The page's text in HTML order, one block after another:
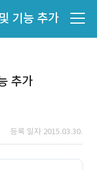
기능 추가
추가
등록 일자 2015.03.30.